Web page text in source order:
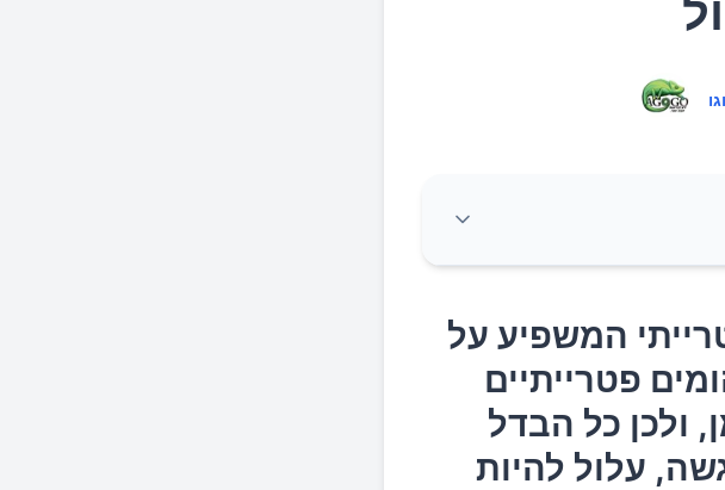
לאורך זמן, ולכן כל
עדין מכדי להבחין בו
המשפיע על
פטרייתיים
ולכן כל הבדל
עלול להיות